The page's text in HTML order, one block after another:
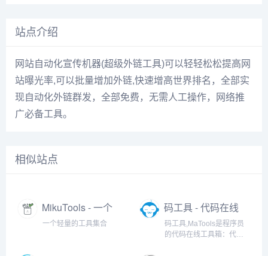
站点介绍
网站自动化宣传机器(超级外链工具)可以轻轻松松提高网
站曝光率,可以批量增加外链,快速增高世界排名，全部实
现自动化外链群发，全部免费，无需人工操作，网络推
广必备工具。
相似站点
MikuTools - 一个
轻量的工具集合
一个轻量的工具集合
码工具 - 代码在线
工具箱
码工具,MaTools是程序员
的代码在线工具箱：代码